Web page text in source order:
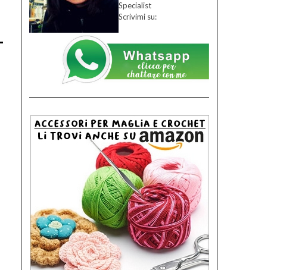
Specialist
Scrivimi su: